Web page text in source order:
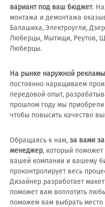
вариант под ваш бюджет.
монтажа и демонтажа
Балашиха, Электроугли,
Люберцы, Мытищи, Реутов,
Люберцы.
На рынке наружной
постоянно наращиваем
передовой опыт,
прошлом году мы
чтобы повысить качество
Обращаясь к нам, за вами
менеджер, который поможет
вашей компании и вашему
проконтролирует весь
Дизайнер разработает
поможет вам воплотить
поможем вам выбрать место